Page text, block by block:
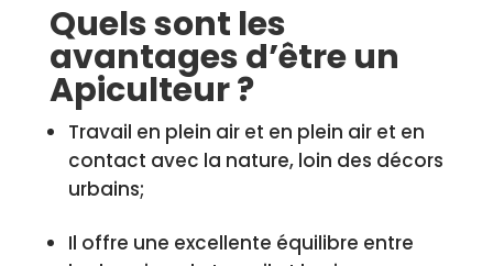
Quels sont les
avantages d’être un
Apiculteur ?
Travail en plein air et en plein air et en
contact avec la nature, loin des décors
urbains;
Il offre une excellente équilibre entre